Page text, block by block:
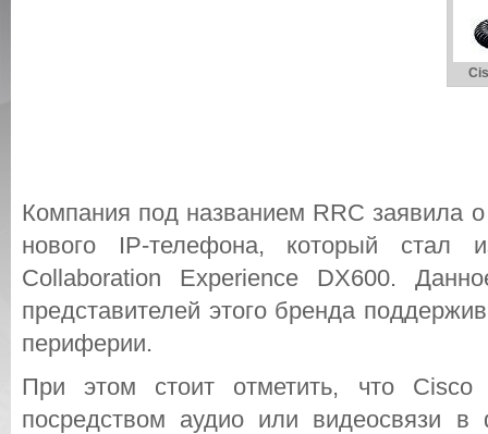
Компания под названием RRC заявила
нового IP-телефона, который стал
Collaboration Experience DX600.
представителей этого бренда
периферии.
При этом стоит отметить, что Cisco
посредством аудио или видеосвязи